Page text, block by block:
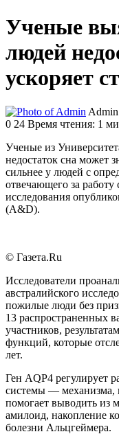
Ученые
людей
ускоряет
Admin
0 24 Время чтения: 1
Ученые из
недостаток сна может
сильнее у людей с
отвечающего за
исследования
(A&D).
© Газета.Ru
Исследователи
австралийского
пожилые люди без
13 распространенных
участников,
функций, которые
лет.
Ген AQP4 регулирует
системы — механизма,
помогает выводить из
амилоид, накопление
болезни Альцгеймера.